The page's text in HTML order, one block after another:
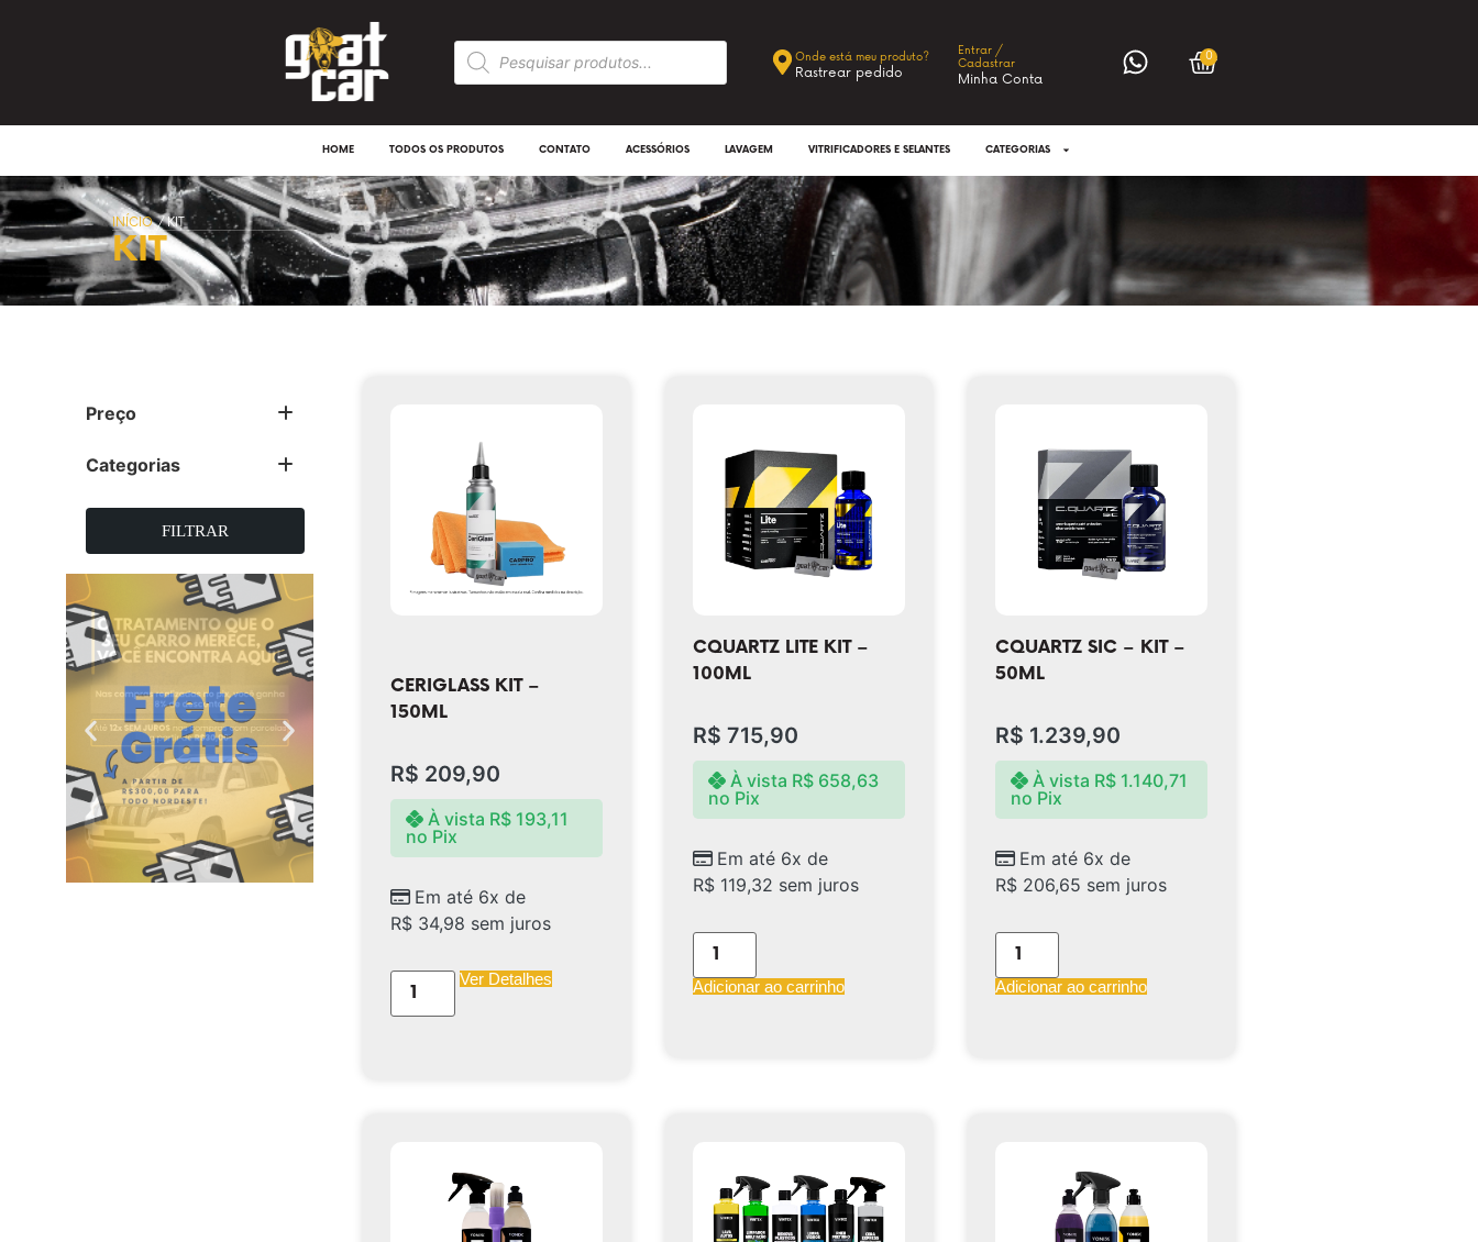
Onde está meu produto?
Rastrear pedido
Entrar /
Cadastrar
Minha Conta
0
HOME TODOS OS PRODUTOS CONTATO ACESSÓRIOS LAVAGEM VITRIFICADORES E SELANTES CATEGORIAS
INÍCIO/ KIT
KIT
Preço
Categorias
Selantes
FILTRAR
CERIGLASS KIT –
150ML
R$ 209,90
Em até 6x de
R$ 34,98 sem juros
À vista R$ 193,11
no Pix
Ver Detalhes
CQUARTZ LITE KIT –
100ML
R$ 715,90
Em até 6x de
R$ 119,32 sem juros
À vista R$658,63
no Pix
Adicionar ao carrinho
CQUARTZ SIC – KIT –
50ML
R$ 1.239,90
Em até 6x de
R$ 206,65 sem juros
À vista R$1.140,71
no Pix
Adicionar ao carrinho